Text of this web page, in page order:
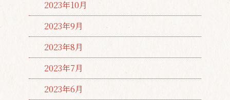
2023年10月
2023年9月
2023年8月
2023年7月
2023年6月